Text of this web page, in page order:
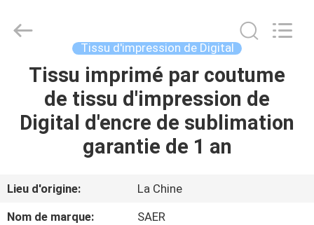
APERÇU
PRODUITS
A
Digital
Tissu d'impression de Digital
Tissu imprimé par coutume
de tissu d'impression de
Digital d'encre de sublimation
garantie de 1 an
Lieu d'origine:
La Chine
Nom de marque:
SAER